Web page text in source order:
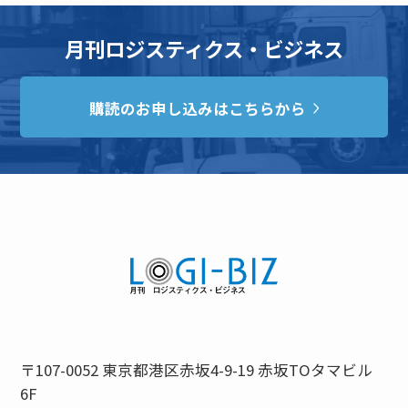
月刊ロジスティクス・ビジネス
購読のお申し込みはこちらから
〒107-0052 東京都港区赤坂4-9-19 赤坂TOタマビル
6F